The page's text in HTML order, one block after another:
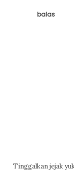
balas
Tinggalkan jejak